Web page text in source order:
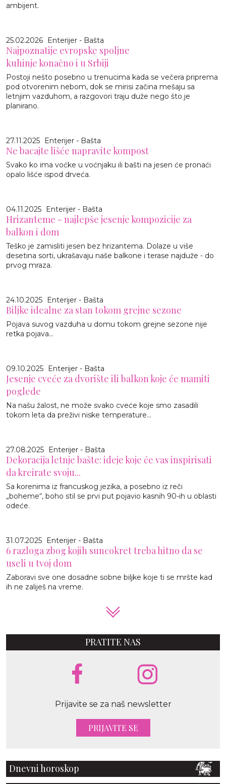
ambijent.
25.02.2026 Enterijer - Bašta
Najpoznatije evropske spoljne
kuhinje konačno i u Srbiji
Postoji nešto posebno u trenucima kada se večera priprema
pod otvorenim nebom, dok se mirisi začina mešaju sa
letnjim vazduhom, a razgovori traju duže nego što je
planirano.
27.11.2025 Enterijer - Bašta
Ne bacajte lišće napravite kompost
Svako ko ima voćke u voćnjaku ili bašti na jesen će pronaći
opalo lišće ispod drveća.
04.11.2025 Enterijer - Bašta
Hrizanteme - najlepše jesenje kompozicije za
balkon i dom
Teško je zamisliti jesen bez hrizantema. Dolaze u više
desetina sorti, ukrašavaju naše balkone i terase najduže - do
prvog mraza.
24.10.2025 Enterijer - Bašta
Biljke idealne za stan tokom grejne sezone
Pojava suvog vazduha u domu tokom grejne sezone nije
retka pojava...
09.10.2025 Enterijer - Bašta
Jesenje cveće za dvorište ili balkon koje će mamiti
poglede
Na našu žalost, ne može svako cveće koje smo zasadili
tokom leta da preživi niske temperature...
27.08.2025 Enterijer - Bašta
Dekoracija letnje bašte: ideje koje će vas inspirisati
da kreirate svoju...
Sa korenima iz francuskog jezika, a posebno iz reči
„boheme“, boho stil se prvi put pojavio kasnih 90-ih u oblasti
odeće.
31.07.2025 Enterijer - Bašta
6 razloga zbog kojih suncokret treba hitno da se
useli u tvoj dom
Zaboravi sve one dosadne sobne biljke koje ti se mršte kad
ih ne zaliješ na vreme.
PRATITE NAS
Prijavite se za naš newsletter
PRIJAVITE SE
Dnevni horoskop